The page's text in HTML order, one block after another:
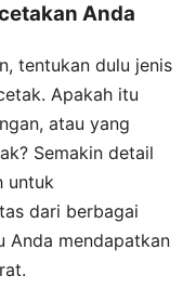
Anda
tentukan dulu jenis
Apakah itu
atau yang
Semakin detail
untuk
dari berbagai
Anda mendapatkan